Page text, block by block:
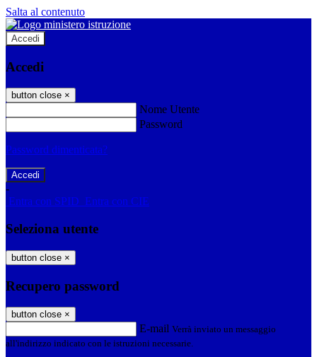
Salta al contenuto
Accedi
Accedi
button close ×
Nome Utente
Password
Password dimenticata?
-
Entra con SPID Entra con CIE
Seleziona utente
button close ×
Recupero password
button close ×
E-mail Verrà inviato un messaggio
all'indirizzo indicato con le istruzioni necessarie.